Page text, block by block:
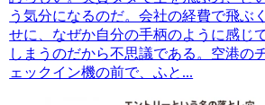
う気分になるのだ。会社の経費で飛ぶく
せに、なぜか自分の手柄のように感じ
しまうのだから不思議である。空港の
ェックイン機の前で、ふと...